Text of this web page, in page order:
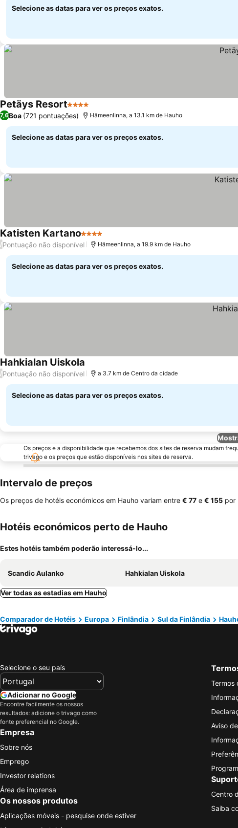
Selecione as datas para ver os preços exatos.
Petäys Resort4 Estrelas
7,6Boa (721 pontuações) Hämeenlinna, a 13.1 km de Hauho
Selecione as datas para ver os preços exatos.
Katisten Kartano4 Estrelas
/Pontuação não disponível Hämeenlinna, a 19.9 km de Hauho
Selecione as datas para ver os preços exatos.
Hahkialan Uiskola Ver preços
/Pontuação não disponível a 3.7 km de Centro da cidade
Selecione as datas para ver os preços exatos.
Os preços e a disponibilidade que recebemos dos sites de reserva mudam
trivago e os preços que estão disponíveis nos sites de reserva.
Intervalo de preços
Os preços de hotéis económicos em Hauho variam entre ‎€ 77 e ‎€ 155 por
Hotéis económicos perto de Hauho
Estes hotéis também poderão interessá-lo...
Scandic Aulanko Hahkialan Uiskola
Ver todas as estadias em Hauho
Comparador de Hotéis Europa Finlândia Sul da Finlândia
Selecione o seu país
Adicionar no Google
Encontre facilmente os nossos
resultados: adicione o trivago como
fonte preferencial no Google.
Empresa
Sobre nós
Emprego
Investor relations
Área de imprensa
Os nossos produtos
Aplicações móveis - pesquise onde estiver
Termos
Aviso
Centro
Saiba